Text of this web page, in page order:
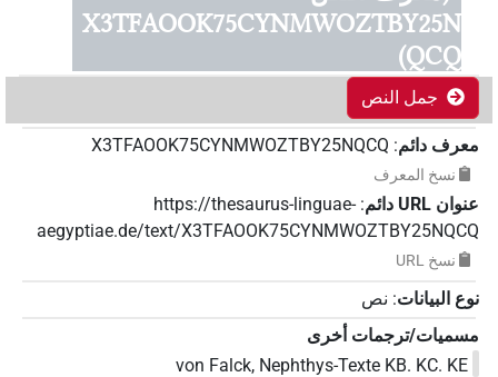
X3TFAOOK75CYNMWOZTBY25N
QCQ)
جمل النص
معرف دائم:
X3TFAOOK75CYNMWOZTBY25NQCQ
نسخ المعرف
عنوان‏ ‏URL‏ دائم :
https://thesaurus-linguae-
aegyptiae.de/text/X3TFAOOK75CYNMWOZTBY25NQCQ
نسخ‏ ‏URL
نوع البيانات: نص
مسميات/ترجمات أخرى
von Falck, Nephthys-Texte KB. KC. KE